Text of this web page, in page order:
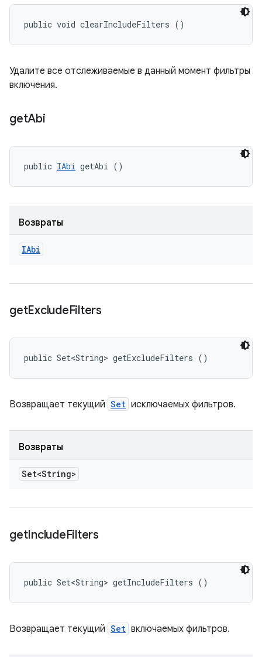
public void clearIncludeFilters ()
Удалите все отслеживаемые в данный момент фильтры
включения.
getAbi
public IAbi getAbi ()
Возвраты
IAbi
getExcludeFilters
public Set<String> getExcludeFilters ()
Возвращает текущий Set исключаемых фильтров.
Возвраты
Set<String>
getIncludeFilters
public Set<String> getIncludeFilters ()
Возвращает текущий Set включаемых фильтров.